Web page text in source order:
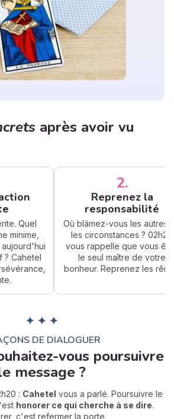
après avoir vu
Quel
minime,
? Cahetel
2.
Reprenez la
responsabilité
Où blâmez-vous les autres
les circonstances ? 02h20
vous rappelle que vous
le seul maître de votre
bonheur. Reprenez les
✦ ✦ ✦
DE DIALOGUER
vous poursuivre
message ?
: Cahetel vous a parlé. Poursuivre le
honorer ce qui cherche à se dire.
c'est refermer la porte.